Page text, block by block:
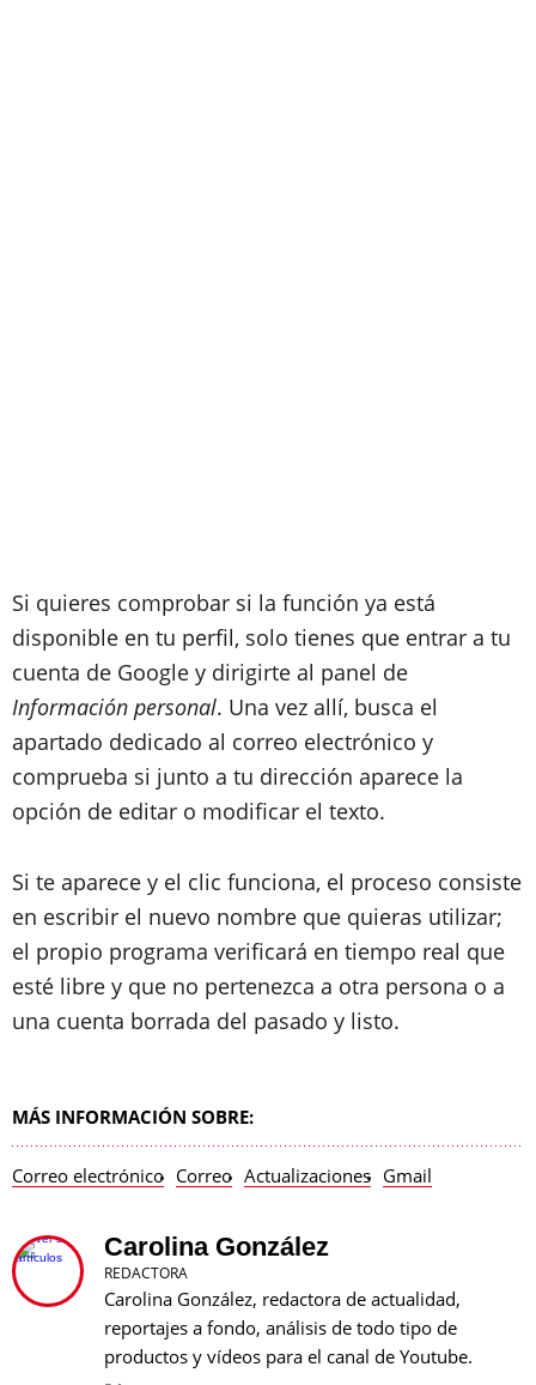
Si quieres comprobar si la función ya está
disponible en tu perfil, solo tienes que entrar a tu
cuenta de Google y dirigirte al panel de
Información personal. Una vez allí, busca el
apartado dedicado al correo electrónico y
comprueba si junto a tu dirección aparece la
opción de editar o modificar el texto.
Si te aparece y el clic funciona, el proceso consiste
en escribir el nuevo nombre que quieras utilizar;
el propio programa verificará en tiempo real que
esté libre y que no pertenezca a otra persona o a
una cuenta borrada del pasado y listo.
MÁS INFORMACIÓN SOBRE:
Correo electrónico Correo Actualizaciones Gmail
Carolina González
REDACTORA
Carolina González, redactora de actualidad,
reportajes a fondo, análisis de todo tipo de
productos y vídeos para el canal de Youtube.